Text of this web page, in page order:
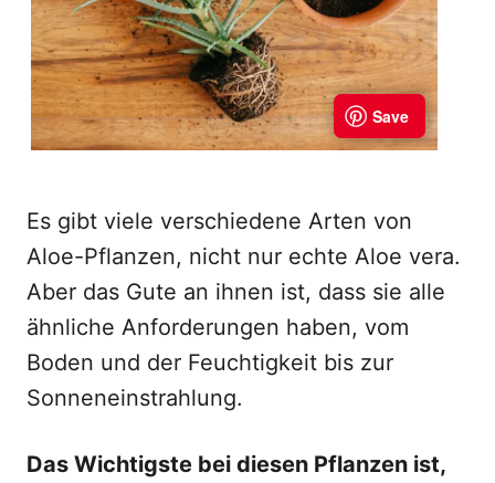
Es gibt viele verschiedene Arten von
Aloe-Pflanzen, nicht nur echte Aloe vera.
Aber das Gute an ihnen ist, dass sie alle
ähnliche Anforderungen haben, vom
Boden und der Feuchtigkeit bis zur
Sonneneinstrahlung.
Das Wichtigste bei diesen Pflanzen ist,